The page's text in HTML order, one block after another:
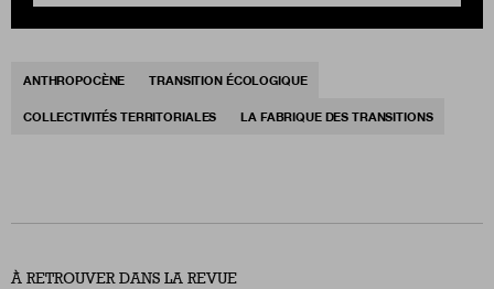
ANTHROPOCÈNE TRANSITION ÉCOLOGIQUE
COLLECTIVITÉS TERRITORIALES LA FABRIQUE DES TRANSITIONS
À RETROUVER DANS LA REVUE